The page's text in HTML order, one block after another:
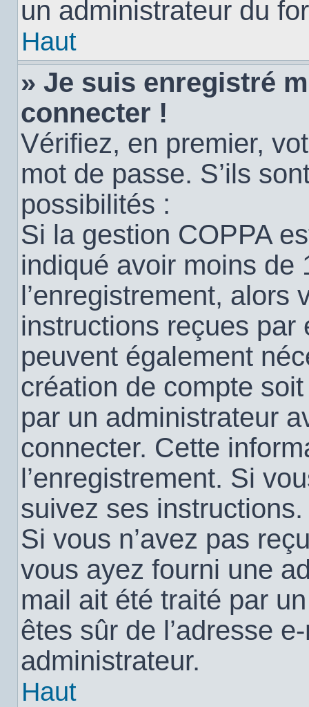
un administrateur du
Haut
» Je suis enregistré
connecter !
Vérifiez, en premier,
mot de passe. S’ils
possibilités :
Si la gestion COPPA
indiqué avoir moins de
l’enregistrement, alors
instructions reçues par
peuvent également
création de compte
par un administrateur
connecter. Cette
l’enregistrement. Si
suivez ses instructions.
Si vous n’avez pas
vous ayez fourni une
mail ait été traité par
êtes sûr de l’adresse
administrateur.
Haut